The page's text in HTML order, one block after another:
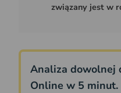
związany jest w
Analiza dowolnej
Online w 5 minut.